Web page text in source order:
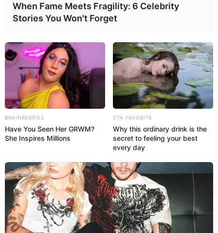
Mantener o aumentar la masa muscular;
Evitar la impotencia;
Luchar contra la depresión;
Mejorar la atrofia vaginal en la menopausia;
Fortalecer el sistema inmunológico;
Mejorar la apariencia de la piel envejecida;
Controlar los niveles de colesterol;
Mejorar la memoria y el estado de ánimo.
When Fame Meets Fragility: 6 Celebrity
Stories You Won't Forget
BRAINBERRIES
Have You Seen Her GRWM?
She Inspires Millions
CTA FAVORITE
Why this ordinary drink is the
secret to feeling your best
every day